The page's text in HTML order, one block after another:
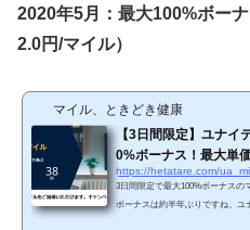
生じてしまったら、以下の方法
2020年5月：最大100%ボー
2.0円/マイル）
マイル、ときどき健康
【3日間限定】ユナイ
0%ボーナス！最大単
https://hetatare.com/
3日間限定で最大100%ボーナスの
ボーナスは約半年ぶりですね。ユ